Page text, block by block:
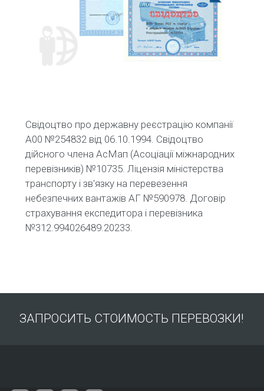
Свідоцтво про державну реєстрацію компанії
А00 №254832 від 06.10.1994. Свідоцтво
дійсного члена АсМап (Асоціації міжнародних
перевізників) №10735. Ліцензія міністерства
транспорту і зв'язку на перевезення
небезпечних вантажів АГ №590978. Договір
страхування експедитора і перевізника
№312.994026489.20233.
ЗАПРОСИТЬ СТОИМОСТЬ ПЕРЕВОЗКИ!